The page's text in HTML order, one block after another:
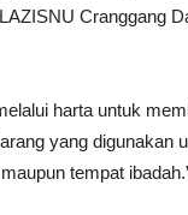
Cranggang
harta untuk
yang digunakan
tempat